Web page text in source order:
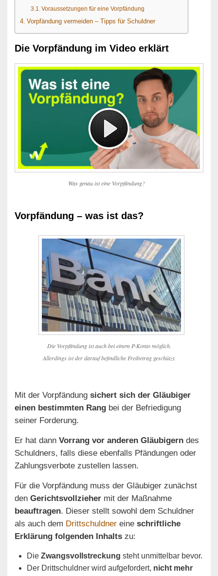
Voraussetzungen für eine Vorpfändung
Vorpfändung vermeiden – Tipps für Schuldner
Die Vorpfändung im Video erklärt
Was genau ist eine Vorpfändung?
Vorpfändung – was ist das?
Die Vorpfändung ist auch bei einem P-Konto möglich.
Allerdings ist der darauf befindliche Freibetrag geschützt.
Mit der Vorpfändung sichert sich der Gläubiger
einen bestimmten Rang bei der Befriedigung
seiner Forderung.
Er hat dann Vorrang vor anderen Gläubigern des
Schuldners, falls diese ebenfalls Pfändungen oder
Zahlungsverbote zustellen lassen.
Für die Vorpfändung muss der Gläubiger zunächst
den Gerichtsvollzieher mit der Maßnahme
beauftragen. Dieser stellt sowohl dem Schuldner
als auch dem Drittschuldner eine schriftliche
Erklärung folgenden Inhalts zu:
Die Zwangsvollstreckung steht unmittelbar bevor.
Der Drittschuldner wird aufgefordert, nicht mehr